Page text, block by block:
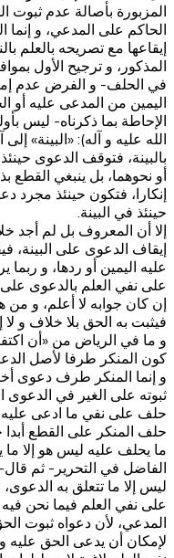
المزبورة بأصالة عدم ثبوت
الحاكم على المدعي، و إنما
إيقاعها مع تصريحه بالعلم
المذكور، و ترجيح الأول
في الحلف- و الفرض عدم
اليمين من المدعى عليه أو
الإحاطة بما ذكرناه- ليس
الله عليه و آله): «البينة»‌
بالبينة، فتوقف الدعوى
أو نحوهما، بل ينبغي القطع
إنكارا، فتكون حينئذ مجرد
حينئذ في البينة.
إلا أن المعروف بل لم أجد
إيقاف الدعوى على البينة،
عليه اليمين أو ردها، و
على نفي العلم بالدعوى
إن كان جوابه لا أعلم، و من
فيثبت به الحق بلا خلاف و لا
و ما في الرياض من «أن
كون المنكر طرفا لأصل
و إنما المنكر طرف دعوى
ثبوته على الغير في الدعوى
حلف على نفي ما ادعى
حلف المنكر على القطع أبدا
ما يحلف عليه ليس هو إلا
الفاضل في التحرير- ثم
ليس إلا ما تتعلق به
على نفي العلم فيما نحن
المدعي، لأن دعواه ثبوت‌
لإمكان أن يدعى الحق عليه و